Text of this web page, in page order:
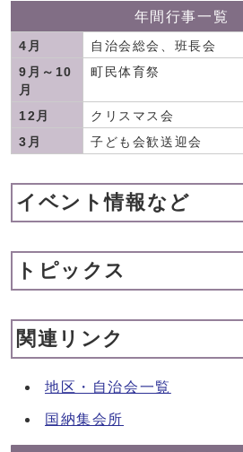
年間行事一覧
4月
自治会総会、班長会
9月～10
月
町民体育祭
12月
クリスマス会
3月
子ども会歓送迎会
イベント情報など
トピックス
関連リンク
地区・自治会一覧
国納集会所